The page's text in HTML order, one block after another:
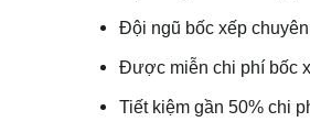
Đội ngũ bốc xếp
Được miễn chi phí bốc
Tiết kiệm gần 50% chi